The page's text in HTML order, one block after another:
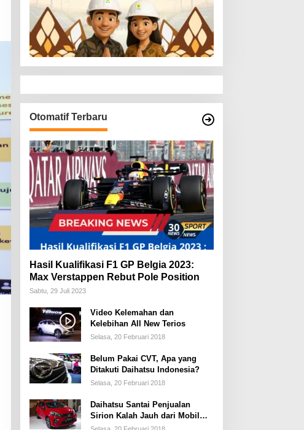
Otomatif Terbaru
Hasil Kualifikasi F1 GP Belgia 2023:
Max Verstappen Rebut Pole Position
Sabtu, 29 Juli 2023
Video Kelemahan dan
Kelebihan All New Terios
Selasa, 20 Februari 2018
Belum Pakai CVT, Apa yang
Ditakuti Daihatsu Indonesia?
Selasa, 20 Februari 2018
Daihatsu Santai Penjualan
Sirion Kalah Jauh dari Mobil
LCGC